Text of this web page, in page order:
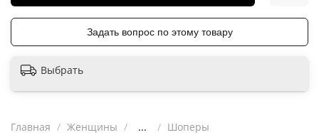
Задать вопрос по этому товару
Выбрать
Главная Женщины ... Шоперы